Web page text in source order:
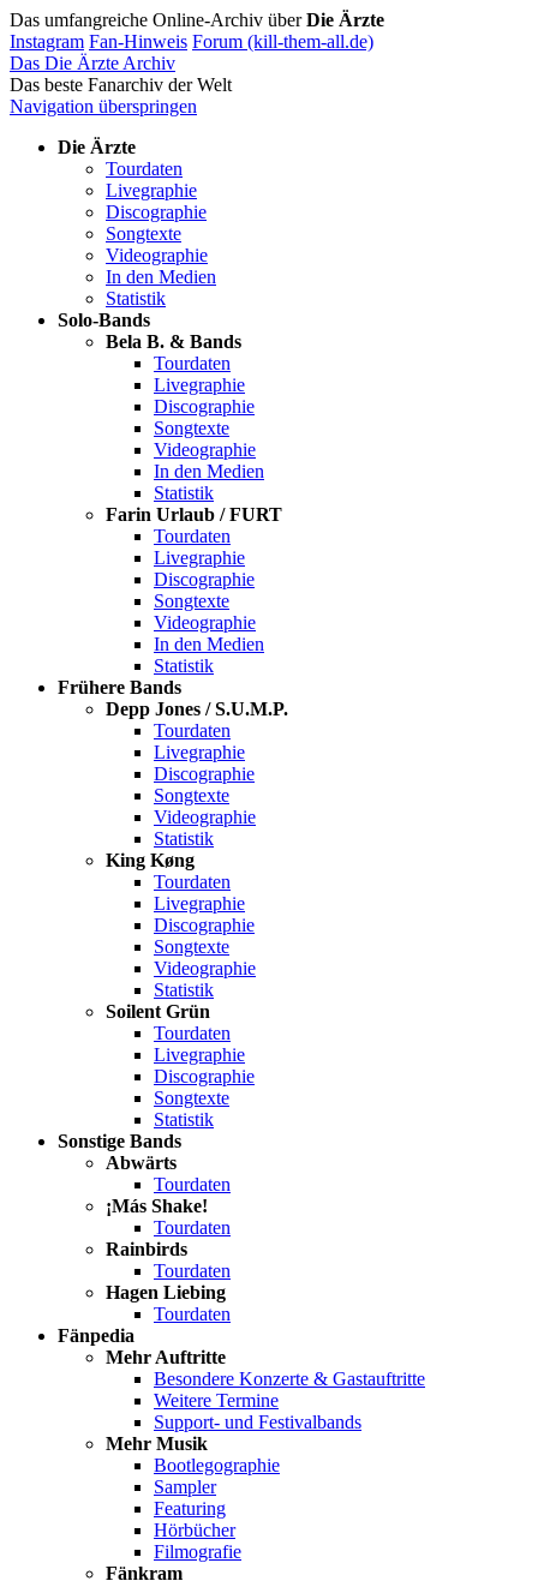
Das umfangreiche Online-Archiv überDie Ärzte
Instagram Fan-Hinweis Forum (kill-them-all.de)
Das Die Ärzte Archiv
Das beste Fanarchiv der Welt
Navigation überspringen
Die Ärzte
Tourdaten
Livegraphie
Discographie
Songtexte
Videographie
In den Medien
Statistik
Solo-Bands
Bela B. & Bands
Tourdaten
Livegraphie
Discographie
Songtexte
Videographie
In den Medien
Statistik
Farin Urlaub / FURT
Tourdaten
Livegraphie
Discographie
Songtexte
Videographie
In den Medien
Statistik
Frühere Bands
Depp Jones / S.U.M.P.
Tourdaten
Livegraphie
Discographie
Songtexte
Videographie
Statistik
King Køng
Tourdaten
Livegraphie
Discographie
Songtexte
Videographie
Statistik
Soilent Grün
Tourdaten
Livegraphie
Discographie
Songtexte
Statistik
Sonstige Bands
Abwärts
Tourdaten
¡Más Shake!
Tourdaten
Rainbirds
Tourdaten
Hagen Liebing
Tourdaten
Fänpedia
Mehr Auftritte
Besondere Konzerte & Gastauftritte
Weitere Termine
Support- und Festivalbands
Mehr Musik
Bootlegographie
Sampler
Featuring
Hörbücher
Filmografie
Fänkram